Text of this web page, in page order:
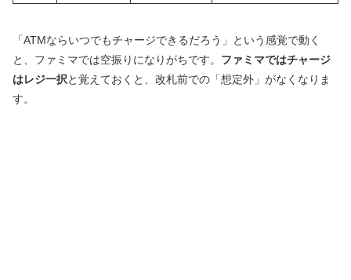
「ATMならいつでもチャージできるだろう」という感覚で動く
と、ファミマでは空振りになりがちです。 ファミマではチャージ
はレジ一択と覚えておくと、改札前での「想定外」がなくなりま
す。